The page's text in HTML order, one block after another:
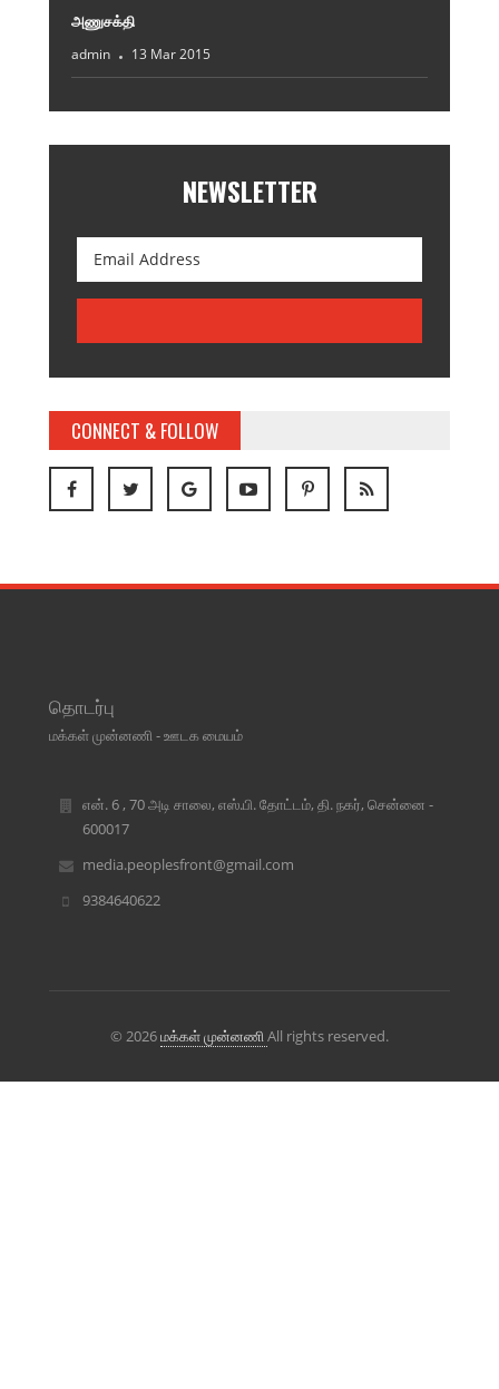
அணுசக்தி
admin 13 Mar 2015
NEWSLETTER
CONNECT & FOLLOW
தொடர்பு
மக்கள் முன்னணி - ஊடக மையம்
என். 6 , 70 அடி சாலை, எஸ்.பி. தோட்டம், தி. நகர், சென்னை -
600017
media.peoplesfront@gmail.com
9384640622
© 2026மக்கள் முன்னணி All rights reserved.